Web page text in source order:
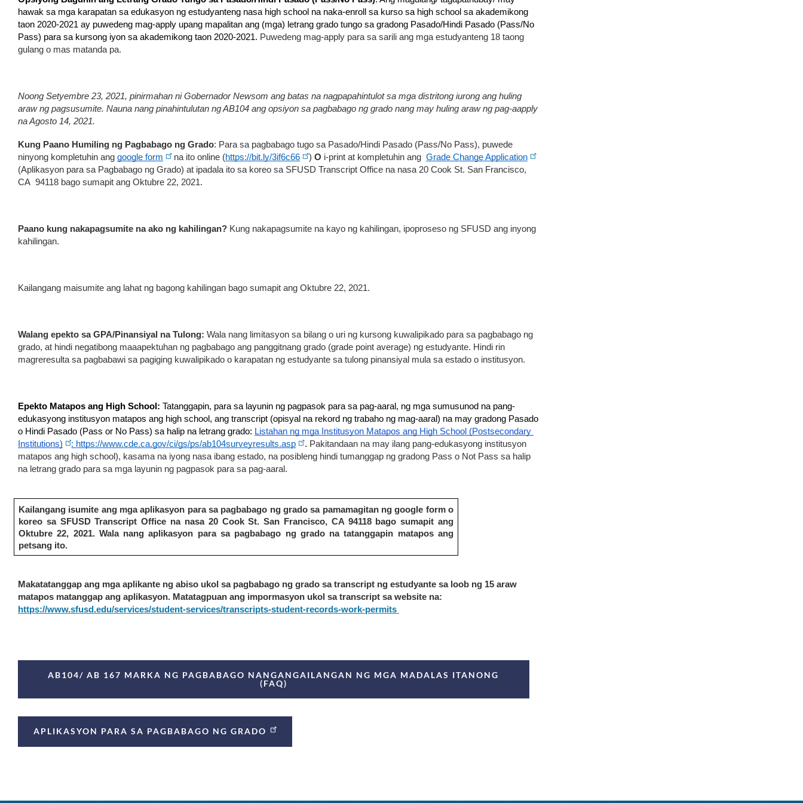
hawak sa mga karapatan sa edukasyon ng estudyanteng nasa high school na naka-enroll sa kurso sa high school sa akademikong
taon 2020-2021 ay puwedeng mag-apply upang mapalitan ang (mga) letrang grado tungo sa gradong Pasado/Hindi Pasado (Pass/No
Pass) para sa kursong iyon sa akademikong taon 2020-2021. Puwedeng mag-apply para sa sarili ang mga estudyanteng 18 taong
gulang o mas matanda pa.
Noong Setyembre 23, 2021, pinirmahan ni Gobernador Newsom ang batas na nagpapahintulot sa mga distritong iurong ang huling
araw ng pagsusumite. Nauna nang pinahintulutan ng AB104 ang opsiyon sa pagbabago ng grado nang may huling araw ng pag-aapply
na Agosto 14, 2021.
Kung Paano Humiling ng Pagbabago ng Grado: Para sa pagbabago tugo sa Pasado/Hindi Pasado (Pass/No Pass), puwede
ninyong kompletuhin ang google form na ito online (https://bit.ly/3if6c66 ) O i-print at kompletuhin ang Grade Change Application
(Aplikasyon para sa Pagbabago ng Grado) at ipadala ito sa koreo sa SFUSD Transcript Office na nasa 20 Cook St. San Francisco,
CA  94118 bago sumapit ang Oktubre 22, 2021.
Paano kung nakapagsumite na ako ng kahilingan? Kung nakapagsumite na kayo ng kahilingan, ipoproseso ng SFUSD ang inyong
kahilingan.
Kailangang maisumite ang lahat ng bagong kahilingan bago sumapit ang Oktubre 22, 2021.
Walang epekto sa GPA/Pinansiyal na Tulong: Wala nang limitasyon sa bilang o uri ng kursong kuwalipikado para sa pagbabago ng
grado, at hindi negatibong maaapektuhan ng pagbabago ang panggitnang grado (grade point average) ng estudyante. Hindi rin
magreresulta sa pagbabawi sa pagiging kuwalipikado o karapatan ng estudyante sa tulong pinansiyal mula sa estado o institusyon.
Epekto Matapos ang High School: Tatanggapin, para sa layunin ng pagpasok para sa pag-aaral, ng mga sumusunod na pang-
edukasyong institusyon matapos ang high school, ang transcript (opisyal na rekord ng trabaho ng mag-aaral) na may gradong Pasado
o Hindi Pasado (Pass or No Pass) sa halip na letrang grado: Listahan ng mga Institusyon Matapos ang High School (Postsecondary
Institutions)
: https://www.cde.ca.gov/ci/gs/ps/ab104surveyresults.asp . Pakitandaan na may ilang pang-edukasyong institusyon
matapos ang high school), kasama na iyong nasa ibang estado, na posibleng hindi tumanggap ng gradong Pass o Not Pass sa halip
na letrang grado para sa mga layunin ng pagpasok para sa pag-aaral.
Kailangang isumite ang mga aplikasyon para sa pagbabago ng grado sa pamamagitan ng google form o
koreo sa SFUSD Transcript Office na nasa 20 Cook St. San Francisco, CA 94118 bago sumapit ang
Oktubre 22, 2021. Wala nang aplikasyon para sa pagbabago ng grado na tatanggapin matapos ang
petsang ito.
Makatatanggap ang mga aplikante ng abiso ukol sa pagbabago ng grado sa transcript ng estudyante sa loob ng 15 araw
https://www.sfusd.edu/services/student-services/transcripts-student-records-work-permits
Announcement
AB104/ AB 167 MARKA NG PAGBABAGO NANGANGAILANGAN NG MGA MADALAS ITANONG
(FAQ)
APLIKASYON PARA SA PAGBABAGO NG GRADO